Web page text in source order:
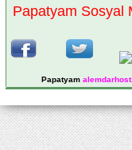
Papatyam Sosyal
Papatyam alemdarhost